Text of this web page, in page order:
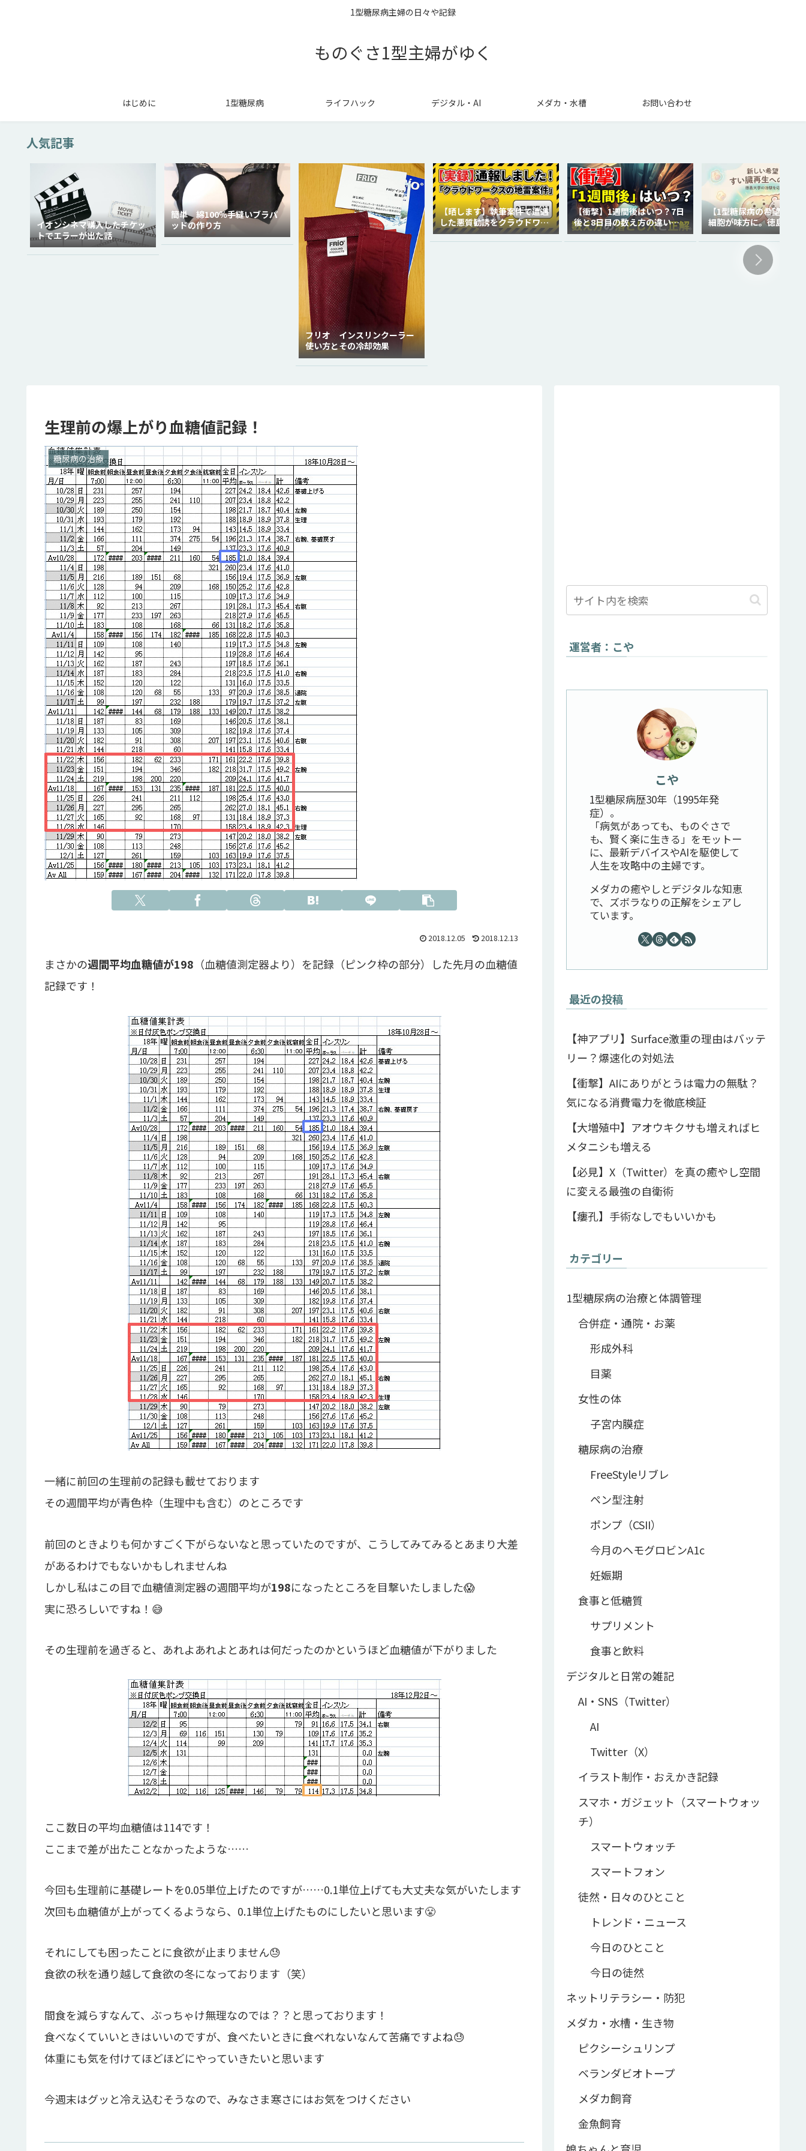
1型糖尿病主婦の日々や記録
ものぐさ1型主婦がゆく
はじめに 1型糖尿病 ライフハック デジタル・AI メダカ・水槽 お問い合わせ
人気記事
イオンシネマ購入したチケッ
トでエラーが出た話
簡単 綿100％手縫いブラパ
ッドの作り方
フリオ インスリンクーラー
使い方とその冷却効果
【晒します】執筆案件で遭遇
した悪質勧誘をクラウドワー
クスに通報しました。
【衝撃】1週間後はいつ？7日
後と8日目の数え方の違いを
徹底解説！
【1型糖尿病の希望】自
細胞が味方に。徳島大の
代再生医療
生理前の爆上がり血糖値記録！
糖尿病の治療
2018.12.05 2018.12.13
まさかの週間平均血糖値が198 （血糖値測定器より）を記録（ピンク枠の部分）した先月の血糖値
記録です！
一緒に前回の生理前の記録も載せております
その週間平均が青色枠（生理中も含む）のところです
前回のときよりも何かすごく下がらないなと思っていたのですが、こうしてみてみるとあまり大差
があるわけでもないかもしれませんね
しかし私はこの目で血糖値測定器の週間平均が198になったところを目撃いたしました😱
実に恐ろしいですね！😅
その生理前を過ぎると、あれよあれよとあれは何だったのかというほど血糖値が下がりました
ここ数日の平均血糖値は114です！
ここまで差が出たことなかったような……
今回も生理前に基礎レートを0.05単位上げたのですが……0.1単位上げても大丈夫な気がいたします
次回も血糖値が上がってくるようなら、0.1単位上げたものにしたいと思います😤
それにしても困ったことに食欲が止まりません😓
食欲の秋を通り越して食欲の冬になっております（笑）
間食を減らすなんて、ぶっちゃけ無理なのでは？？と思っております！
食べなくていいときはいいのですが、食べたいときに食べれないなんて苦痛ですよね😓
体重にも気を付けてほどほどにやっていきたいと思います
今週末はグッと冷え込むそうなので、みなさま寒さにはお気をつけください
運営者：こや
こや
1型糖尿病歴30年（1995年発
症）。
「病気があっても、ものぐさで
も、賢く楽に生きる」をモットー
に、最新デバイスやAIを駆使して
人生を攻略中の主婦です。
メダカの癒やしとデジタルな知恵
で、ズボラなりの正解をシェアし
ています。
最近の投稿
【神アプリ】Surface激重の理由はバッテ
リー？爆速化の対処法
【衝撃】AIにありがとうは電力の無駄？
気になる消費電力を徹底検証
【大増殖中】アオウキクサも増えればヒ
メタニシも増える
【必見】X（Twitter）を真の癒やし空間
に変える最強の自衛術
【瘻孔】手術なしでもいいかも
カテゴリー
1型糖尿病の治療と体調管理
合併症・通院・お薬
形成外科
目薬
女性の体
子宮内膜症
糖尿病の治療
FreeStyleリブレ
ペン型注射
ポンプ（CSII）
今月のヘモグロビンA1c
妊娠期
食事と低糖質
サプリメント
食事と飲料
デジタルと日常の雑記
AI・SNS（Twitter）
AI
Twitter（X）
イラスト制作・おえかき記録
スマホ・ガジェット（スマートウォッ
チ）
スマートウォッチ
スマートフォン
徒然・日々のひとこと
トレンド・ニュース
今日のひとこと
今日の徒然
ネットリテラシー・防犯
メダカ・水槽・生き物
ピクシーシュリンプ
ベランダビオトープ
メダカ飼育
金魚飼育